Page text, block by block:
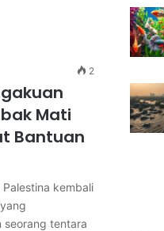
2
Mati
Bantuan
kembali
seorang tentara